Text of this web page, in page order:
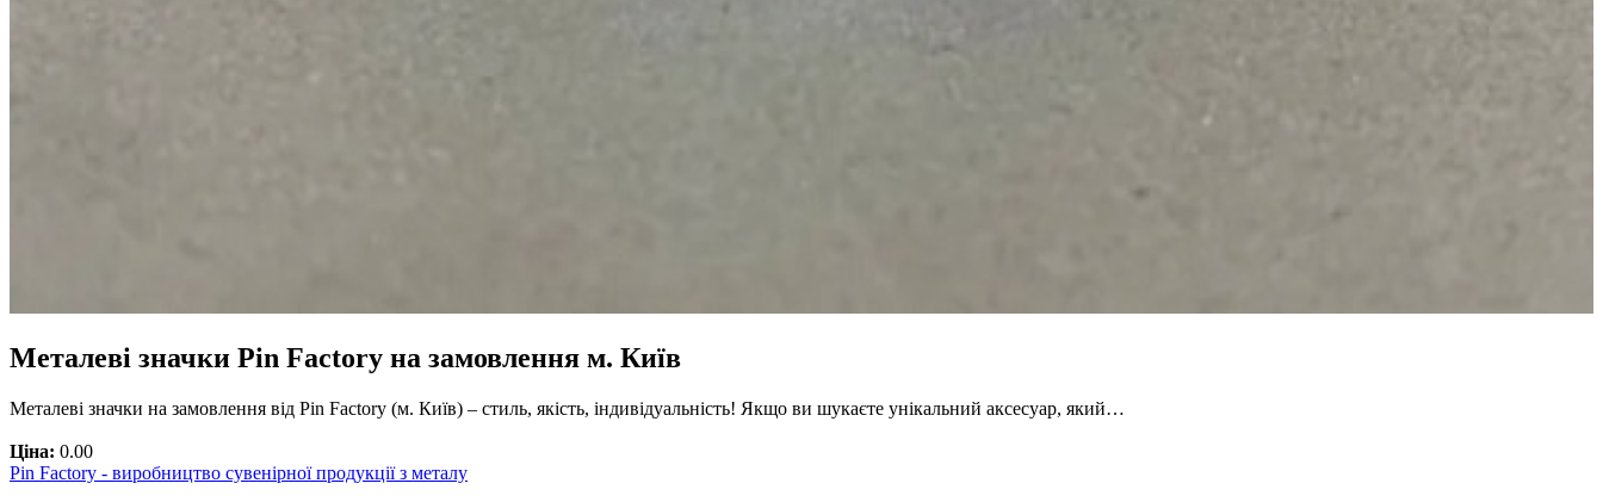
Металеві значки Pin Factory на замовлення м. Київ
Металеві значки на замовлення від Pin Factory (м. Київ) – стиль, якість, індивідуальність! Якщо ви шукаєте унікальний аксесуар, який…
Ціна: 0.00
Pin Factory - виробництво сувенірної продукції з металу